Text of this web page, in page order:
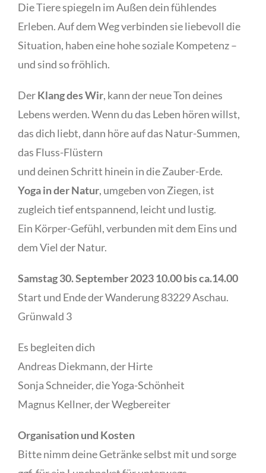
Die Tiere spiegeln im Außen dein fühlendes
Erleben. Auf dem Weg verbinden sie liebevoll die
Situation, haben eine hohe soziale Kompetenz –
und sind so fröhlich.
DerKlang des Wir, kann der neue Ton deines
Lebens werden. Wenn du das Leben hören willst,
das dich liebt, dann höre auf das Natur-Summen,
das Fluss-Flüstern
und deinen Schritt hinein in die Zauber-Erde.
Yoga in der Natur, umgeben von Ziegen, ist
zugleich tief entspannend, leicht und lustig.
Ein Körper-Gefühl, verbunden mit dem Eins und
dem Viel der Natur.
Samstag 30. September 2023 10.00 bis ca.14.00
Start und Ende der Wanderung 83229 Aschau.
Grünwald 3
Es begleiten dich
Andreas Diekmann, der Hirte
Sonja Schneider, die Yoga-Schönheit
Magnus Kellner, der Wegbereiter
Organisation und Kosten
Bitte nimm deine Getränke selbst mit und sorge